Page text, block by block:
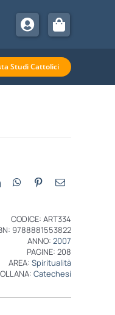
Studi Cattolici
CODICE: ART334
9788881553822
ANNO:2007
PAGINE: 208
AREA:Spiritualità
Catechesi